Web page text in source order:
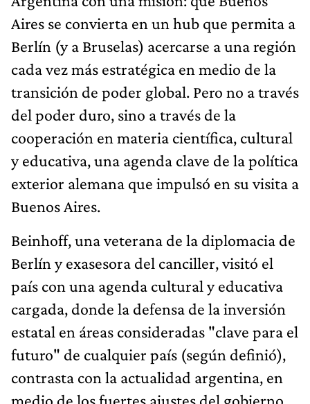
Aires se convierta en un hub que permita a
Berlín (y a Bruselas) acercarse a una región
cada vez más estratégica en medio de la
transición de poder global. Pero no a través
del poder duro, sino a través de la
cooperación en materia científica, cultural
y educativa, una agenda clave de la política
exterior alemana que impulsó en su visita a
Buenos Aires.
Beinhoff, una veterana de la diplomacia de
Berlín y exasesora del canciller, visitó el
país con una agenda cultural y educativa
cargada, donde la defensa de la inversión
estatal en áreas consideradas "clave para el
futuro" de cualquier país (según definió),
contrasta con la actualidad argentina, en
medio de los fuertes ajustes del gobierno